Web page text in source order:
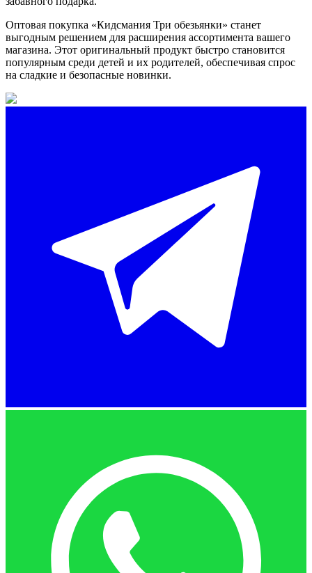
Оптовая покупка «Кидсмания Три обезьянки» станет
выгодным решением для расширения ассортимента вашего
магазина. Этот оригинальный продукт быстро становится
популярным среди детей и их родителей, обеспечивая спрос
на сладкие и безопасные новинки.